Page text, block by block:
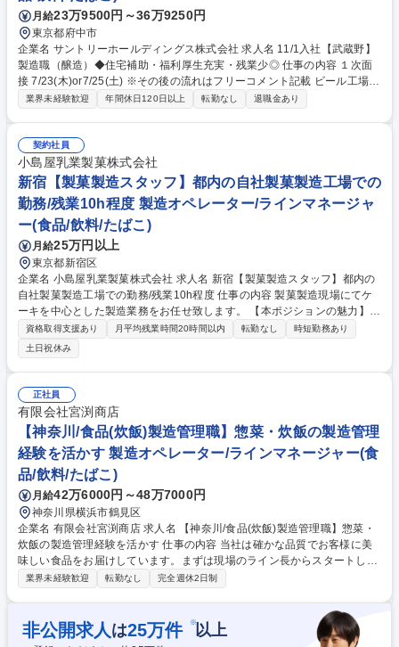
月給23万9500円～36万9250円
東京都府中市
企業名 サントリーホールディングス株式会社 求人名 11/1入社【武蔵野】
製造職（醸造）◆住宅補助・福利厚生充実・残業少◎ 仕事の内容 １次面
接 7/23(木)or7/25(土) ※その後の流れはフリーコメント記載 ビール工場に
て中味製造工程の製造（仕込・醗酵・貯酒・ろ過）のオペレーション、生
で決定。 ■ビール生産設備の運転オペレーター ■品質確認、管理 ■設備の
点検 ■設備、仕組みの改善業務（品質、コスト、生産性、安全） 募集職種
11/1入社【武蔵野】製造職（醸造）◆住宅補助・福利厚生充実・残業少◎
業界未経験歓迎 年間休日120日以上 転勤なし 退職金あり
契約社員
小島屋乳業製菓株式会社
新宿【製菓製造スタッフ】都内の自社製菓製造工場での
勤務/残業10h程度 製造オペレーター/ラインマネージャ
ー(食品/飲料/たばこ)
月給25万円以上
東京都新宿区
企業名 小島屋乳業製菓株式会社 求人名 新宿【製菓製造スタッフ】都内の
自社製菓製造工場での勤務/残業10h程度 仕事の内容 製菓製造現場にてケ
ーキを中心とした製造業務をお任せ致します。 【本ポジションの魅力】
当社の製菓(ケーキ類)製造業務はメーカ－でありながら一つ一つ手作りで
お客様にお届けしております。 出来上がった製品に思い入れや愛着もわ
き、やりがいを感じることができます。特に繁忙期のクリスマスシーズン
は大量のケーキ製造を事前の準備段階から 仕込み→最終仕上げと進めて、
忙しい時期になりますが やり終えた後の満足感を大きく感じることが出来
ます 募集職種 新宿【製菓製造スタッフ】都内の自社製菓製造工場での勤
務/残業10h程度
資格取得支援あり 月平均残業時間20時間以内 転勤なし
時短勤務あり
土日祝休み
正社員
有限会社宮渕商店
【神奈川/食品(炊飯)製造管理職】惣菜・炊飯の製造管理
経験を活かす 製造オペレーター/ラインマネージャー(食
品/飲料/たばこ)
月給42万6000円～48万7000円
神奈川県横浜市鶴見区
企業名 有限会社宮渕商店 求人名 【神奈川/食品(炊飯)製造管理職】惣菜・
炊飯の製造管理経験を活かす 仕事の内容 当社は確かな品質でお客様に美
味しい食品をお届けしています。まずは現場のライン長からスタートし、
将来的には工場責任者の右腕としてマネジメント全般を担っていただく、
ート ■炊飯ライン・加工ラインのシフト管理 ■現場従業員の衛生指導 ■製
造商品の品質指導 ■商材発注、在庫管理 培ってきた「品質・衛生・生産管
理」のスキルを、ぜひ当社で活かしてください！より働きやすい職場とし
業界未経験歓迎 転勤なし 完全週休2日制
非公開求人 は25万件 ※以上